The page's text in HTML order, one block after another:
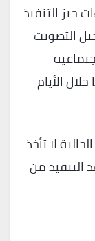
حيز التنفيذ
تأجيل التصويت
الأيام
لا تأخذ
التنفيذ من